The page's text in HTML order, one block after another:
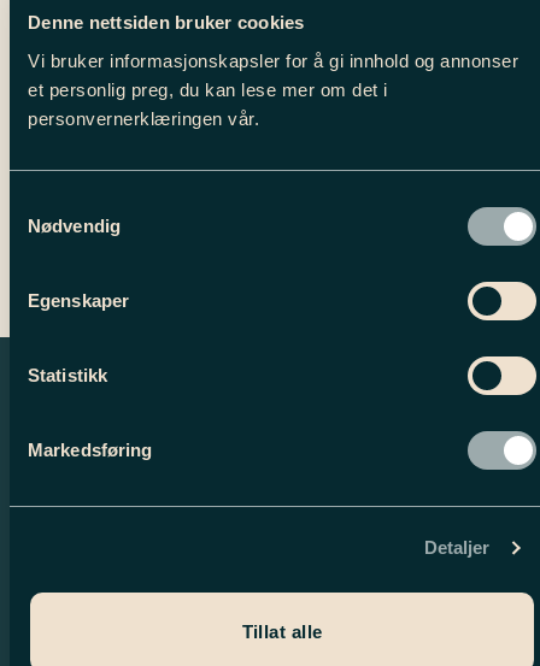
Denne nettsiden bruker cookies
Vi bruker informasjonskapsler for å gi innhold og annonser
et personlig preg, du kan lese mer om det i
personvernerklæringen vår.
Nødvendig
Egenskaper
Statistikk
Markedsføring
Detaljer
Tillat alle
Tilleggsinformasjon